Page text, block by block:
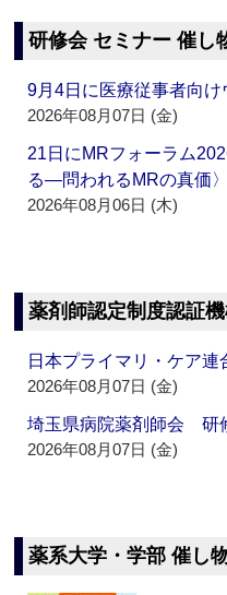
研修会 セミナー 催し
9月4日に医療従事者向
2026年08月07日 (金)
21日にMRフォーラム
る―問われるMRの真価
2026年08月06日 (木)
薬剤師認定制度認証
日本プライマリ・ケア
2026年08月07日 (金)
埼玉県病院薬剤師会
2026年08月07日 (金)
薬系大学・学部 催し